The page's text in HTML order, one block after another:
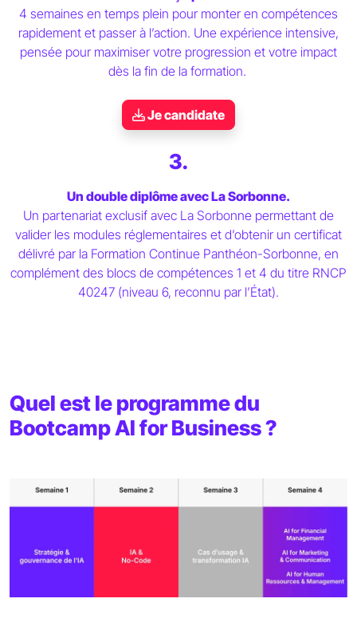
4 semaines en temps plein pour monter en compétences
rapidement et passer à l’action. Une expérience intensive,
pensée pour maximiser votre progression et votre impact
dès la fin de la formation.
Je candidate
3.
Un double diplôme avec La Sorbonne.
Un partenariat exclusif avec La Sorbonne permettant de
valider les modules réglementaires et d’obtenir un certificat
délivré par la Formation Continue Panthéon-Sorbonne, en
complément des blocs de compétences 1 et 4 du titre RNCP
40247 (niveau 6, reconnu par l’État).
Quel est le programme du
Bootcamp AI for Business ?